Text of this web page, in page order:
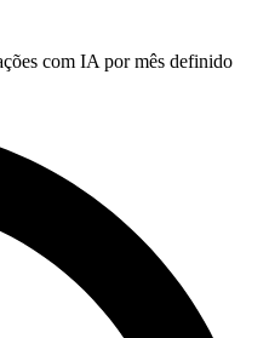
com IA por mês definido